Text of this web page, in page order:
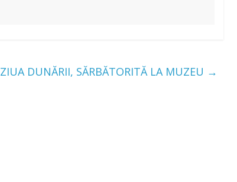
ZIUA DUNĂRII, SĂRBĂTORITĂ LA MUZEU →